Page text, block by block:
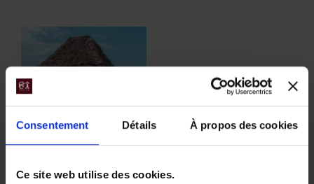
Consentement Détails À propos des cookies
Ce site web utilise des cookies.
Zanzibar : l'île